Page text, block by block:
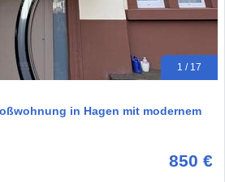
1 / 17
in Hagen mit modernem
850 €